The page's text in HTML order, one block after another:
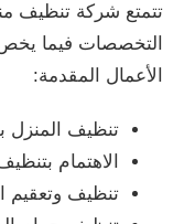
تتمتع شركة تنظيف
التخصصات فيما
الأعمال المقدمة:
تنظيف المنزل
الاهتمام
تنظيف وتعقيم